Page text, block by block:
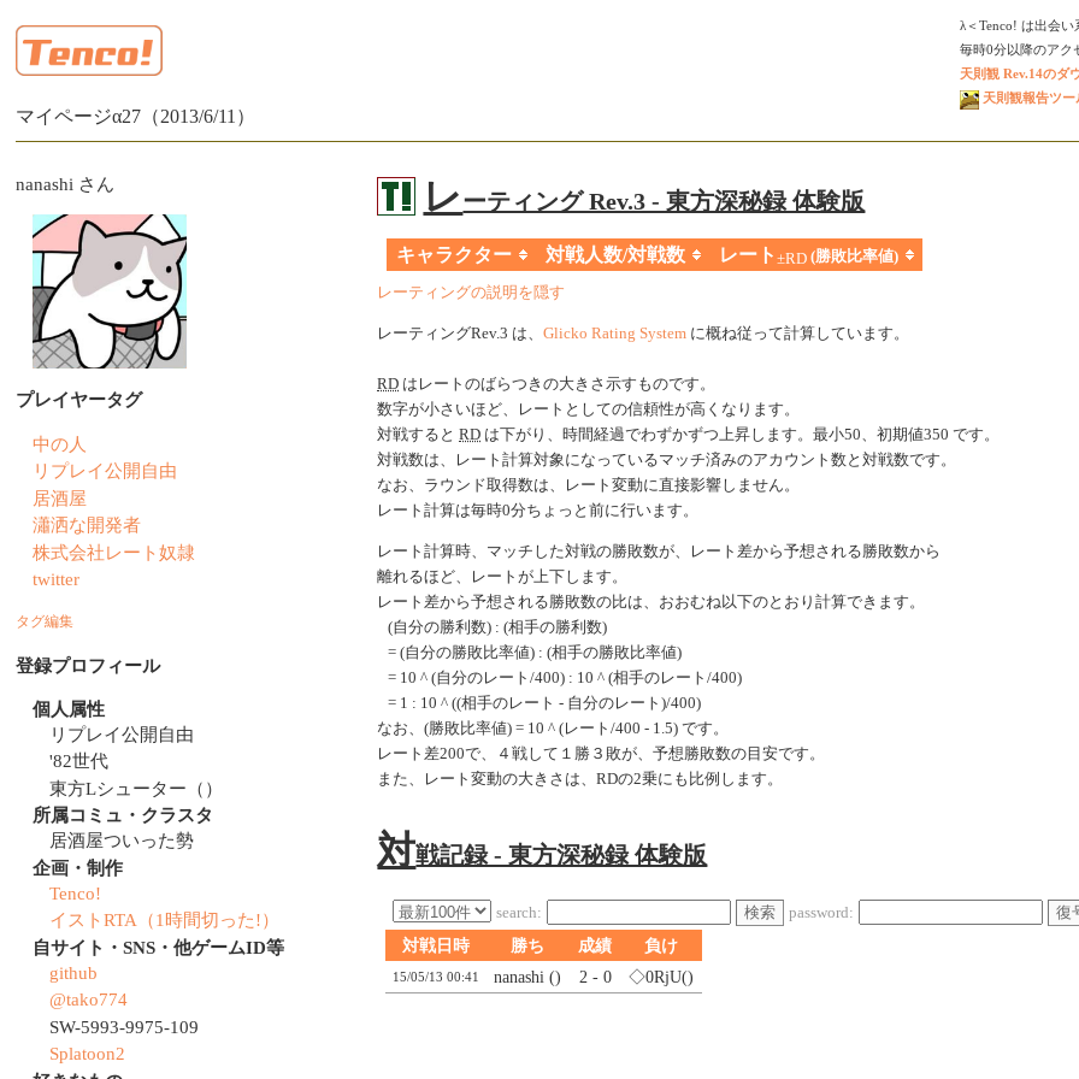
マイページα27（2013/6/11）
λ＜Tenco! は出会
毎時0分以降のアク
天則観 Rev.14のダ
天則観報告ツー
レーティング Rev.3 - 東方深秘録 体験版
キャラクター 対戦人数/対戦数 レート±RD (勝敗比率値)
レーティングの説明を隠す
レーティングRev.3 は、Glicko Rating System に概ね従って計算しています。
RD はレートのばらつきの大きさ示すものです。
数字が小さいほど、レートとしての信頼性が高くなります。
対戦するとRD は下がり、時間経過でわずかずつ上昇します。最小50、初期値350 です。
対戦数は、レート計算対象になっているマッチ済みのアカウント数と対戦数です。
なお、ラウンド取得数は、レート変動に直接影響しません。
レート計算は毎時0分ちょっと前に行います。
レート計算時、マッチした対戦の勝敗数が、レート差から予想される勝敗数から
離れるほど、レートが上下します。
レート差から予想される勝敗数の比は、おおむね以下のとおり計算できます。
(自分の勝利数) : (相手の勝利数)
= (自分の勝敗比率値) : (相手の勝敗比率値)
= 10 ^ (自分のレート/400) : 10 ^ (相手のレート/400)
= 1 : 10 ^ ((相手のレート - 自分のレート)/400)
なお、(勝敗比率値) = 10 ^ (レート/400 - 1.5) です。
レート差200で、４戦して１勝３敗が、予想勝敗数の目安です。
また、レート変動の大きさは、RDの2乗にも比例します。
対戦記録 - 東方深秘録 体験版
search: 検索 password:
復
対戦日時
勝ち 成績 負け
15/05/13 00:41 nanashi () 2 - 0 ◇0RjU()
nanashi さん
プレイヤータグ
中の人
リプレイ公開自由
居酒屋
瀟洒な開発者
株式会社レート奴隷
twitter
タグ編集
登録プロフィール
個人属性
リプレイ公開自由
'82世代
東方Lシューター（）
所属コミュ・クラスタ
居酒屋ついった勢
企画・制作
Tenco!
イストRTA（1時間切った!）
自サイト・SNS・他ゲームID等
github
@tako774
SW-5993-9975-109
Splatoon2